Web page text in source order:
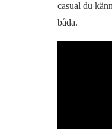
casual du
båda.